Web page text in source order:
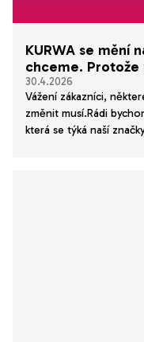
k
KURWA se mění
chceme. Protože
30.4.2026
Vážení zákazníci,
změnit musí.Rádi
která se týká naší